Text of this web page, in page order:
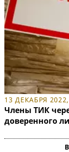
13 ДЕКАБРЯ
Члены ТИК
доверенного